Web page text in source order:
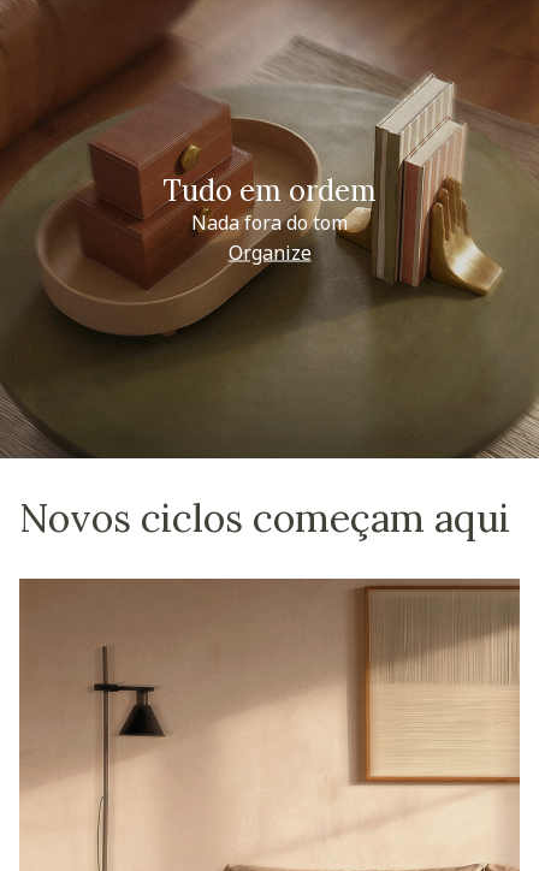
Tudo em ordem
Nada fora do tom
Organize
Novos ciclos começam aqui